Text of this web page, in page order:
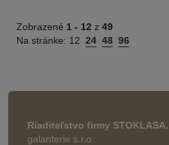
Zobrazené 1 - 12 z 49
Na stránke: 12 24 48 96
Riaditeľstvo firmy STOKLASA.
galanterie s.r.o.